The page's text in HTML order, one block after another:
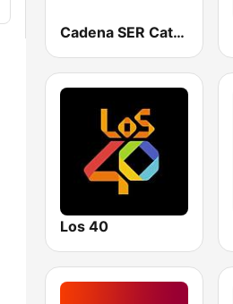
Cadena SER Catalunya
Los 40